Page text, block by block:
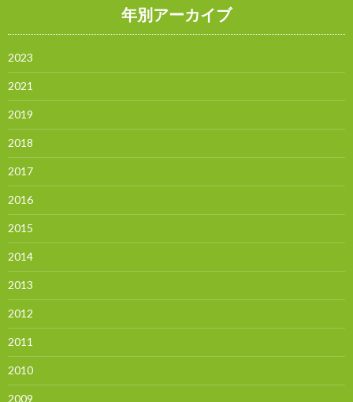
年別アーカイブ
2023
2021
2019
2018
2017
2016
2015
2014
2013
2012
2011
2010
2009